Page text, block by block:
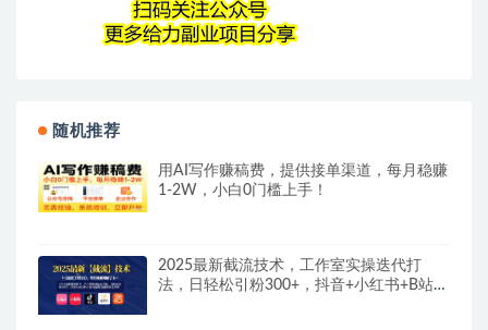
随机推荐
用AI写作赚稿费，提供接单渠道，每月稳赚
1-2W，小白0门槛上手！
2025最新截流技术，工作室实操迭代打
法，日轻松引粉300+，抖音+小红书+B站